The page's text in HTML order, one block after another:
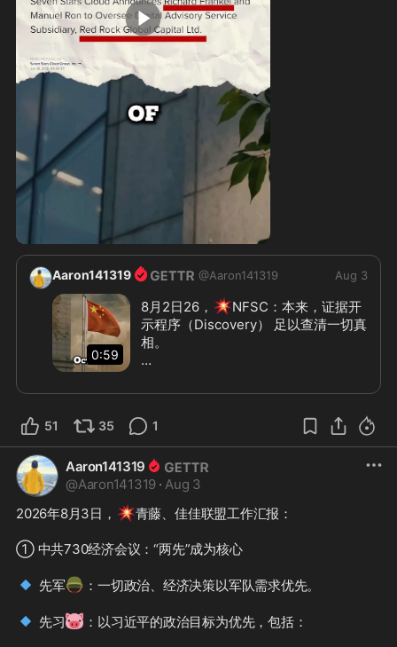
Aaron141319 @Aaron141319 Aug 3
0:59
8月2日26， 💥NFSC：本来，证据开
示程序（Discovery） 足以查清一切真
相。
based source） 究竟是谁？
录？
是谁与这名消息来源保持联系？
又是谁将这些银行记录转交给 PAX？
人宣誓证词（depositions），本来都
开示（discovery）请求。
就在法院批准进行资产调查（asset
51 35 1
Aaron141319
@Aaron141319 · Aug 3
2026年8月3日， 💥青藤、佳佳联盟工作汇报：
① 中共730经济会议：“两先”成为核心
🔹 先军🪖 ：一切政治、经济决策以军队需求优先。
🔹 先习🐷 ：以习近平的政治目标为优先，包括：